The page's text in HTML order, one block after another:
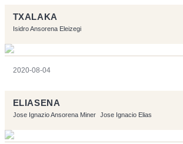
TXALAKA
Isidro Ansorena Eleizegi
2020-08-04
ELIASENA
Jose Ignazio Ansorena Miner Jose Ignacio Elias